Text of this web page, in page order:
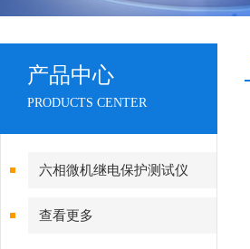
产品中心
PRODUCTS CENTER
六相微机继电保护测试仪
查看更多